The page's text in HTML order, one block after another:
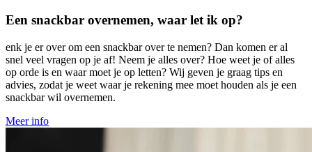
Een snackbar overnemen, waar let ik op?
enk je er over om een snackbar over te nemen? Dan komen er al
snel veel vragen op je af! Neem je alles over? Hoe weet je of alles
op orde is en waar moet je op letten? Wij geven je graag tips en
advies, zodat je weet waar je rekening mee moet houden als je een
snackbar wil overnemen.
Meer info